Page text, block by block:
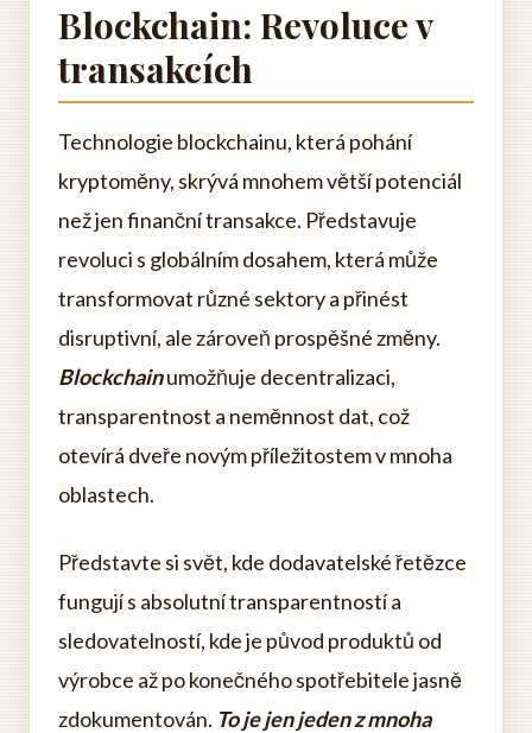
Blockchain: Revoluce v
transakcích
Technologie blockchainu, která pohání
kryptoměny, skrývá mnohem větší potenciál
než jen finanční transakce. Představuje
revoluci s globálním dosahem, která může
transformovat různé sektory a přinést
disruptivní, ale zároveň prospěšné změny.
Blockchainumožňuje decentralizaci,
transparentnost a neměnnost dat, což
otevírá dveře novým příležitostem v mnoha
oblastech.
Představte si svět, kde dodavatelské řetězce
fungují s absolutní transparentností a
sledovatelností, kde je původ produktů od
výrobce až po konečného spotřebitele jasně
zdokumentován. To je jen jeden z mnoha